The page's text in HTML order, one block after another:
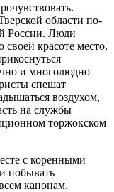
области по-
России. Люди
своей красоте место,
и многолюдно
спешат
воздухом,
на службы
торжокском
с коренными
побывать
канонам.